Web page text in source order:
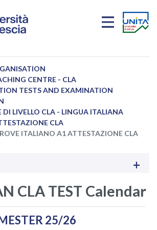
CENTRE - CLA
TESTS AND EXAMINATION
LIVELLO CLA - LINGUA ITALIANA
CLA
ITALIANO A1 ATTESTAZIONE CLA
CLA TEST Calendar
25/26